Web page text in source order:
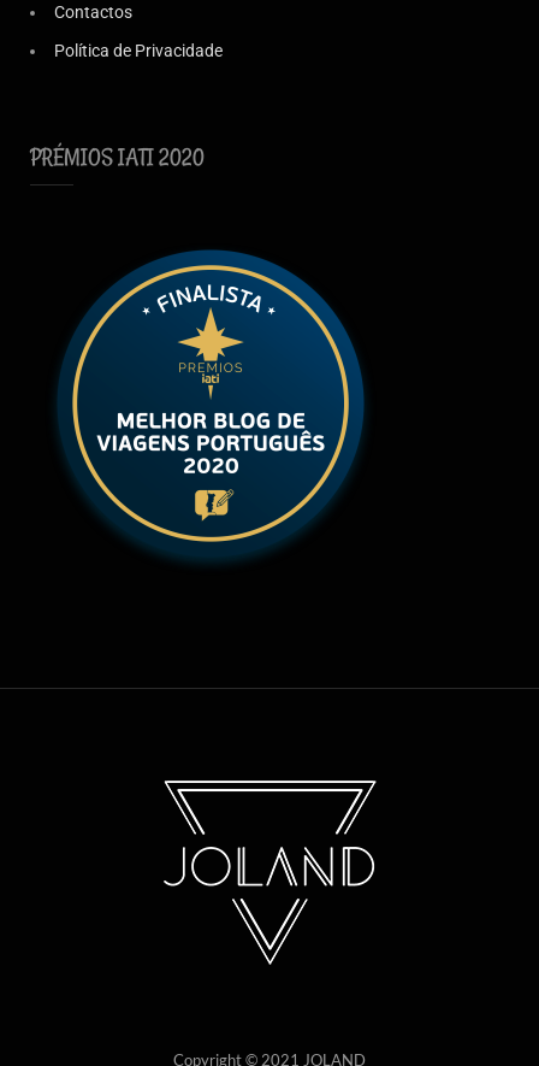
Contactos
Política de Privacidade
PRÉMIOS IATI 2020
Copyright © 2021 JOLAND